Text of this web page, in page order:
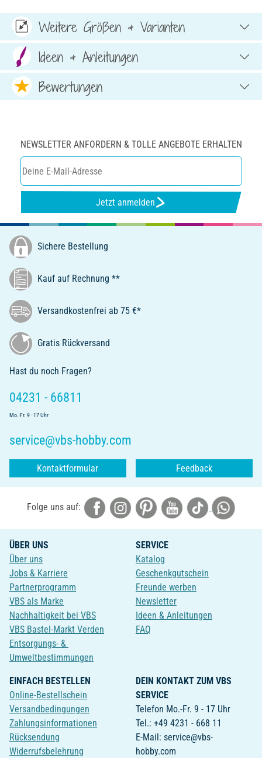
Weitere Größen & Varianten
Ideen & Anleitungen
Bewertungen
NEWSLETTER ANFORDERN & TOLLE ANGEBOTE ERHALTEN
Jetzt anmelden
Sichere Bestellung
Kauf auf Rechnung **
Versandkostenfrei ab 75 €*
Gratis Rückversand
Hast du noch Fragen?
04231 - 66811
Mo.-Fr. 9 - 17 Uhr
service@vbs-hobby.com
Kontaktformular Feedback
Folge uns auf:
ÜBER UNS
Über uns
Jobs & Karriere
Partnerprogramm
VBS als Marke
Nachhaltigkeit bei VBS
VBS Bastel-Markt Verden
Entsorgungs- &
Umweltbestimmungen
SERVICE
Katalog
Geschenkgutschein
Freunde werben
Newsletter
Ideen & Anleitungen
FAQ
EINFACH BESTELLEN
Online-Bestellschein
Versandbedingungen
Zahlungsinformationen
Rücksendung
Widerrufsbelehrung
DEIN KONTAKT ZUM VBS
SERVICE
Telefon Mo.-Fr. 9 - 17 Uhr
Tel.: +49 4231 - 668 11
E-Mail: service@vbs-
hobby.com